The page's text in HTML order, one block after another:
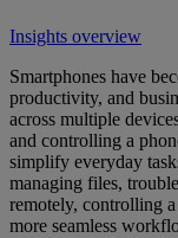
Insights overview
Smartphones have
productivity, and
across multiple
and controlling a
simplify everyday
managing files,
remotely, controlling
more seamless